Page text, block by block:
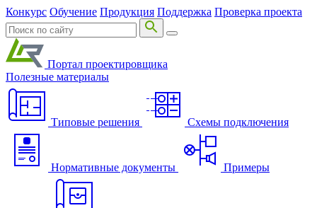
Конкурс Обучение Продукция Поддержка Проверка проекта
Портал проектировщика
Полезные материалы
Типовые решения Схемы подключения
Нормативные документы Примеры